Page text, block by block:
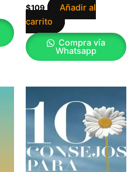
$109
Añadir al
carrito
Compra vía
Whatsapp